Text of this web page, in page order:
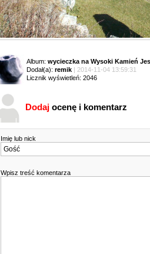
Album: wycieczka na Wysoki Kamień
Dodał(a): remik | 2014-11-04 13:59:31
Licznik wyświetleń: 2046
Dodaj ocenę i komentarz
Imię lub nick
Wpisz treść komentarza